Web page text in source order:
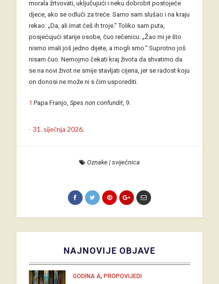
morala žrtvovati, uključujući i neku dobrobit postojeće
djece, ako se odluči za treće. Samo sam slušao i na kraju
rekao: „Da, ali imat ćeš ih troje.” Toliko sam puta,
posjećujući starije osobe, čuo rečenicu: „Žao mi je što
nismo imali još jedno dijete, a mogli smo.” Suprotno još
nisam čuo. Nemojmo čekati kraj života da shvatimo da
se na novi život ne smije stavljati cijena, jer se radost koju
on donosi ne može ni s čim usporediti.
1 Papa Franjo, Spes non confundit, 9.
- 31. siječnja 2026.
Oznake| svijećnica
NAJNOVIJE OBJAVE
GODINA A, PROPOVIJEDI